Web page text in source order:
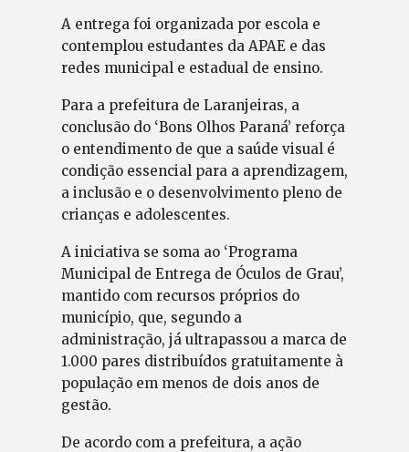
A entrega foi organizada por escola e
contemplou estudantes da APAE e das
redes municipal e estadual de ensino.
Para a prefeitura de Laranjeiras, a
conclusão do ‘Bons Olhos Paraná’ reforça
o entendimento de que a saúde visual é
condição essencial para a aprendizagem,
a inclusão e o desenvolvimento pleno de
crianças e adolescentes.
A iniciativa se soma ao ‘Programa
Municipal de Entrega de Óculos de Grau’,
mantido com recursos próprios do
município, que, segundo a
administração, já ultrapassou a marca de
1.000 pares distribuídos gratuitamente à
população em menos de dois anos de
gestão.
De acordo com a prefeitura, a ação